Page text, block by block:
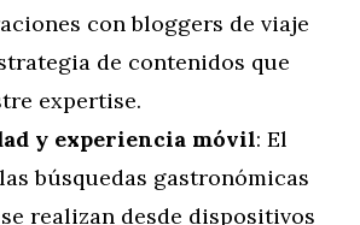
con bloggers de viaje
de contenidos que
expertise.
y experiencia móvil: El
búsquedas gastronómicas
realizan desde dispositivos